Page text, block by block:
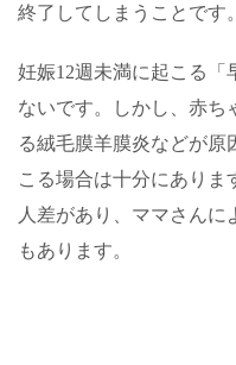
終了してしまうことです。
妊娠12週未満に起こる「
ないです。しかし、赤ち
る絨毛膜羊膜炎などが原
こる場合は十分にありま
人差があり、ママさんに
もあります。